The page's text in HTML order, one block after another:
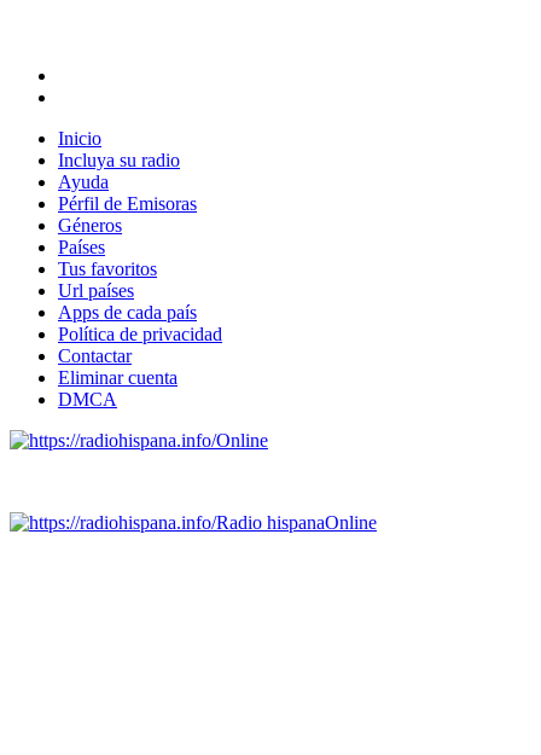
Inicio
Incluya su radio
Ayuda
Pérfil de Emisoras
Géneros
Países
Tus favoritos
Url países
Apps de cada país
Política de privacidad
Contactar
Eliminar cuenta
DMCA
Online
Radio hispanaOnline